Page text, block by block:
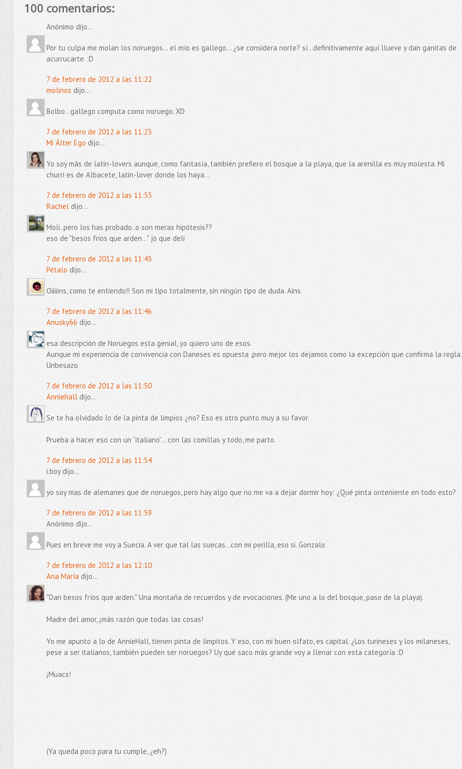
100 comentarios:
Anónimo dijo...
Por tu culpa me molan los noruegos... el mío es gallego... ¿se considera norte? sí...definitivamente aquí llueve y dan ganitas de
acurrucarte. :D
7 de febrero de 2012 a las 11:22
molinos dijo...
Bolbo...gallego computa como noruego. XD
7 de febrero de 2012 a las 11:23
Mi Álter Ego dijo...
Yo soy más de latin-lovers aunque, como fantasía, también prefiero el bosque a la playa, que la arenilla es muy molesta. Mi
churri es de Albacete, latin-lover donde los haya...
7 de febrero de 2012 a las 11:33
Racheldijo...
Moli..pero los has probado..o son meras hipótesis??
eso de "besos frios que arden..." jo que deli
7 de febrero de 2012 a las 11:43
Pétalo dijo...
Oiiiiins, como te entiendo!! Son mi tipo totalmente, sin ningún tipo de duda. Ains.
7 de febrero de 2012 a las 11:46
Anusky66 dijo...
esa descripción de Noruegos esta genial, yo quiero uno de esos.
Aunque mi experiencia de convivencia con Daneses es opuesta ,pero mejor los dejamos como la excepción que confirma la regla.
Unbesazo
7 de febrero de 2012 a las 11:50
Anniehalldijo...
Se te ha olvidado lo de la pinta de limpios ¿no? Eso es otro punto muy a su favor.
Prueba a hacer eso con un “italiano”… con las comillas y todo, me parto.
7 de febrero de 2012 a las 11:54
i.boy dijo...
yo soy mas de alemanes que de noruegos, pero hay algo que no me va a dejar dormir hoy: ¿Qué pinta onteniente en todo esto?
7 de febrero de 2012 a las 11:59
Anónimo dijo...
Pues en breve me voy a Suecia. A ver que tal las suecas...con mi perilla, eso si. Gonzalo
7 de febrero de 2012 a las 12:10
Ana Maríadijo...
"Dan besos fríos que arden." Una montaña de recuerdos y de evocaciones. (Me uno a lo del bosque, paso de la playa).
Madre del amor, ¡más razón que todas las cosas!
Yo me apunto a lo de AnnieHall, tienen pinta de limpitos. Y eso, con mi buen olfato, es capital. ¿Los turineses y los milaneses,
pese a ser italianos, también pueden ser noruegos? Uy qué saco más grande voy a llenar con esta categoría :D
¡Muacs!
(Ya queda poco para tu cumple, ¿eh?)